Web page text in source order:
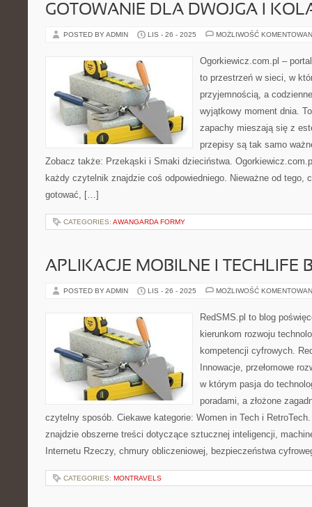
GOTOWANIE DLA DWOJGA I
POSTED BY ADMIN LIS - 26 - 2025 MOŻLIWOŚĆ
Ogorkiewicz.com.pl –
to przestrzeń w sieci, w
przyjemnością, a
wyjątkowy moment dnia.
zapachy mieszają się z
przepisy są tak samo
Zobacz także: Przekąski i Smaki dzieciństwa.
każdy czytelnik znajdzie coś odpowiedniego. Nieważne od tego,
gotować, […]
CATEGORIES: AWANGARDA FORMY
APLIKACJE MOBILNE I TECHLIFE
POSTED BY ADMIN LIS - 26 - 2025 MOŻLIWOŚĆ
RedSMS.pl to blog
kierunkom rozwoju
kompetencji cyfrowych.
Innowacje, przełomowe
w którym pasja do
poradami, a złożone
czytelny sposób. Ciekawe kategorie: Women in Tech i
znajdzie obszerne treści dotyczące sztucznej inteligencji,
Internetu Rzeczy, chmury obliczeniowej, bezpieczeństwa
CATEGORIES: MONTRAVELS